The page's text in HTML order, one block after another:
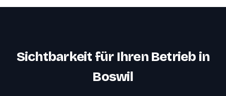
Sichtbarkeit für Ihren Betrieb in
Boswil